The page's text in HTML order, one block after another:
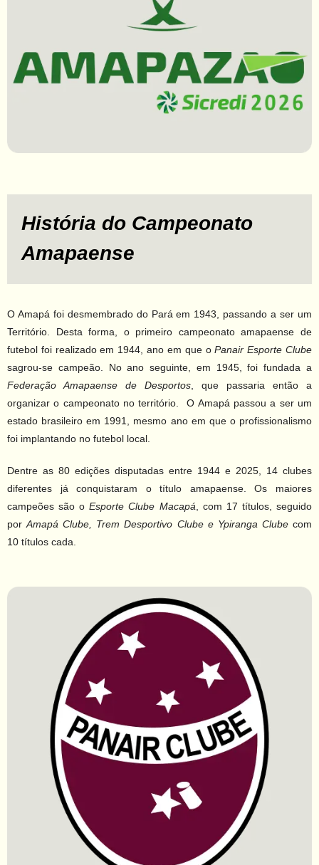
História do Campeonato
Amapaense
O Amapá foi desmembrado do Pará em 1943, passando a ser um
Território. Desta forma, o primeiro campeonato amapaense de
futebol foi realizado em 1944, ano em que oPanair Esporte Clube
sagrou-se campeão. No ano seguinte, em 1945, foi fundada a
Federação Amapaense de Desportos, que passaria então a
organizar o campeonato no território. O Amapá passou a ser um
estado brasileiro em 1991, mesmo ano em que o profissionalismo
foi implantando no futebol local.
Dentre as 80 edições disputadas entre 1944 e 2025, 14 clubes
diferentes já conquistaram o título amapaense. Os maiores
campeões são oEsporte Clube Macapá, com 17 títulos, seguido
porAmapá Clube, Trem Desportivo Clube e Ypiranga Clubecom
10 títulos cada.